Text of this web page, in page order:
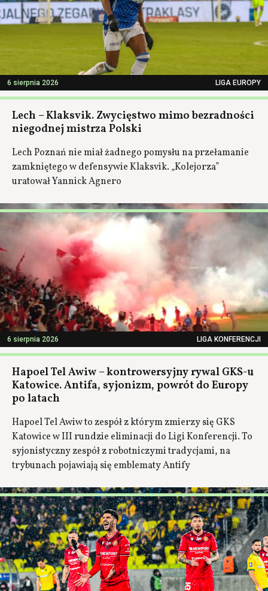
6 sierpnia 2026 LIGA EUROPY
Lech – Klaksvik. Zwycięstwo mimo bezradności
niegodnej mistrza Polski
Lech Poznań nie miał żadnego pomysłu na przełamanie
zamkniętego w defensywie Klaksvik. „Kolejorza”
uratował Yannick Agnero
6 sierpnia 2026 LIGA KONFERENCJI
Hapoel Tel Awiw – kontrowersyjny rywal GKS-u
Katowice. Antifa, syjonizm, powrót do Europy
po latach
Hapoel Tel Awiw to zespół z którym zmierzy się GKS
Katowice w III rundzie eliminacji do Ligi Konferencji. To
syjonistyczny zespół z robotniczymi tradycjami, na
trybunach pojawiają się emblematy Antify